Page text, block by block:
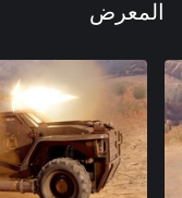
المعرض